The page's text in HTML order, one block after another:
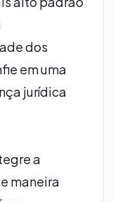
dos
em uma
jurídica
a
maneira